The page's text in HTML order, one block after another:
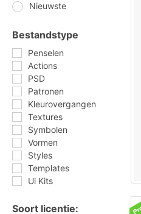
Nieuwste
Bestandstype
Penselen
Actions
PSD
Patronen
Kleurovergangen
Textures
Symbolen
Vormen
Styles
Templates
Ui Kits
Soort licentie: